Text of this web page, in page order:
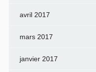
avril 2017
mars 2017
janvier 2017